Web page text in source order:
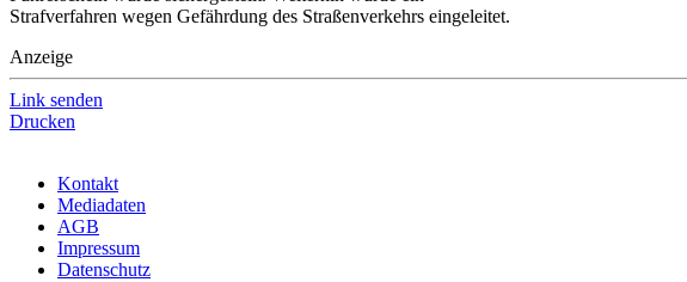
Strafverfahren wegen Gefährdung des Straßenverkehrs eingeleitet.
Anzeige
Link senden
Drucken
Kontakt
Mediadaten
AGB
Impressum
Datenschutz